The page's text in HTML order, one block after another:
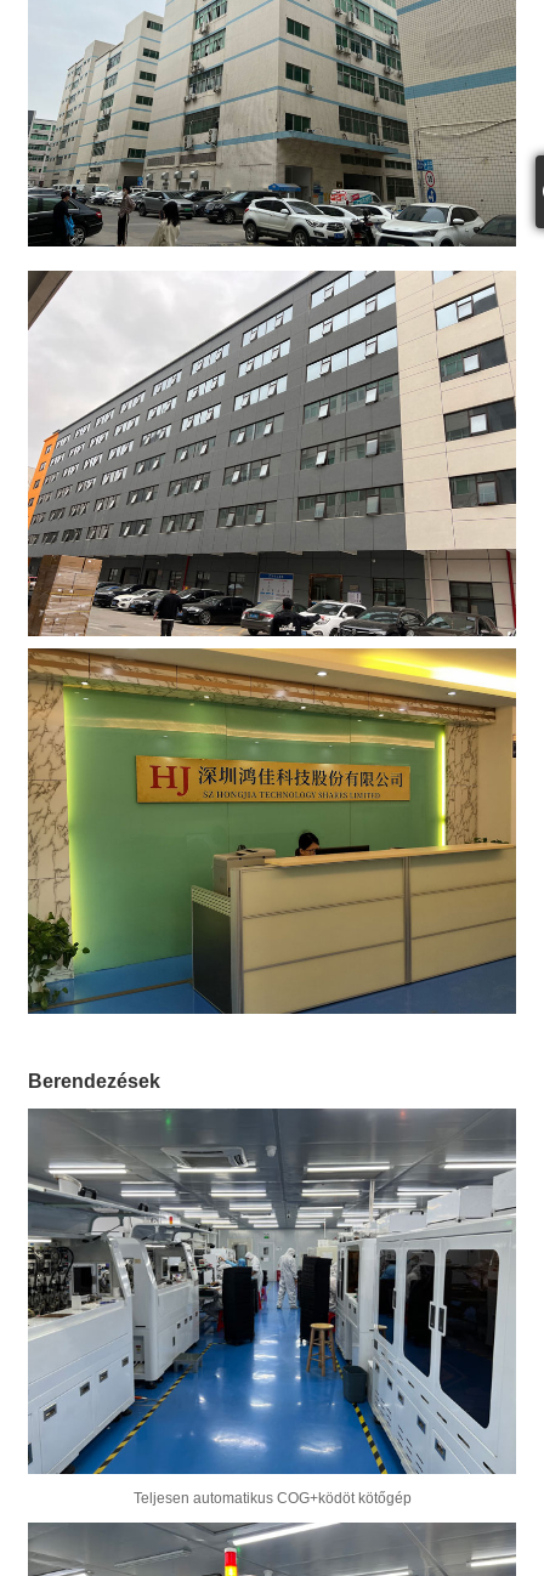
Berendezések
Teljesen automatikus COG+ködöt kötőgép